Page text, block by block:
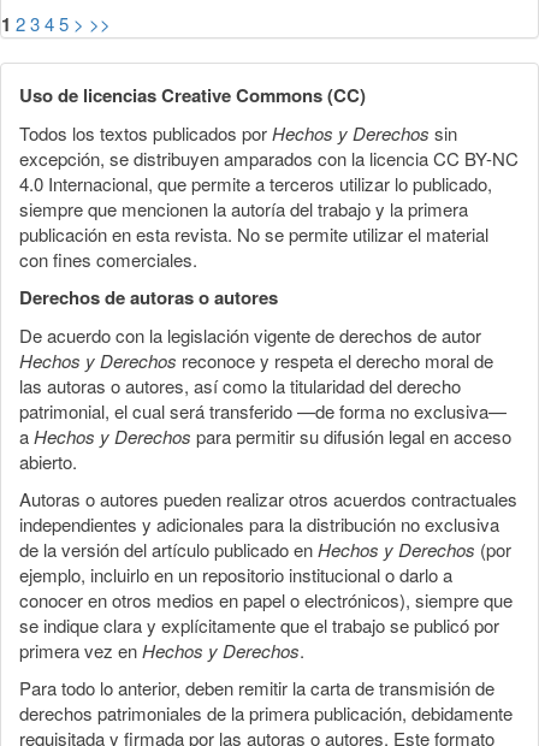
1 2345 > >>
Uso de licencias Creative Commons (CC)
Todos los textos publicados porHechos y Derechos sin
excepción, se distribuyen amparados con la licencia CC BY-NC
4.0 Internacional, que permite a terceros utilizar lo publicado,
siempre que mencionen la autoría del trabajo y la primera
publicación en esta revista. No se permite utilizar el material
con fines comerciales.
Derechos de autoras o autores
De acuerdo con la legislación vigente de derechos de autor
Hechos y Derechos reconoce y respeta el derecho moral de
las autoras o autores, así como la titularidad del derecho
patrimonial, el cual será transferido —de forma no exclusiva—
aHechos y Derechos para permitir su difusión legal en acceso
abierto.
Autoras o autores pueden realizar otros acuerdos contractuales
independientes y adicionales para la distribución no exclusiva
de la versión del artículo publicado enHechos y Derechos (por
ejemplo, incluirlo en un repositorio institucional o darlo a
conocer en otros medios en papel o electrónicos), siempre que
se indique clara y explícitamente que el trabajo se publicó por
primera vez enHechos y Derechos.
Para todo lo anterior, deben remitir la carta de transmisión de
derechos patrimoniales de la primera publicación, debidamente
requisitada y firmada por las autoras o autores. Este formato